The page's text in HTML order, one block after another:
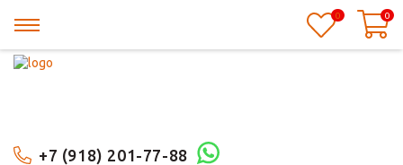
+7 (918) 201-77-88
0 0